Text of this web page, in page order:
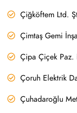
Çiğköftem Ltd.
Çimtaş Gemi
Çipa Çiçek
Çoruh Elektrik
Çuhadaroğlu